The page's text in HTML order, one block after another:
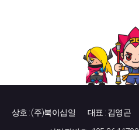
상호 : (주)북이십일 대표 : 김영곤